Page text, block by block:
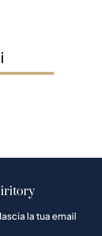
la tua email